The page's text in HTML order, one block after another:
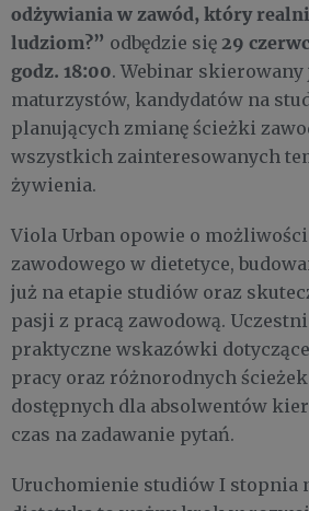
odżywiania w zawód, który
ludziom?” odbędzie się 29
godz. 18:00. Webinar skierowany
maturzystów, kandydatów na
planujących zmianę ścieżki
wszystkich zainteresowanych
żywienia.
Viola Urban opowie o
zawodowego w dietetyce,
już na etapie studiów oraz
pasji z pracą zawodową.
praktyczne wskazówki
pracy oraz różnorodnych
dostępnych dla absolwentów
czas na zadawanie pytań.
Uruchomienie studiów I stopnia